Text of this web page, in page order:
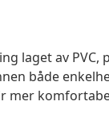
laget av
både
mer